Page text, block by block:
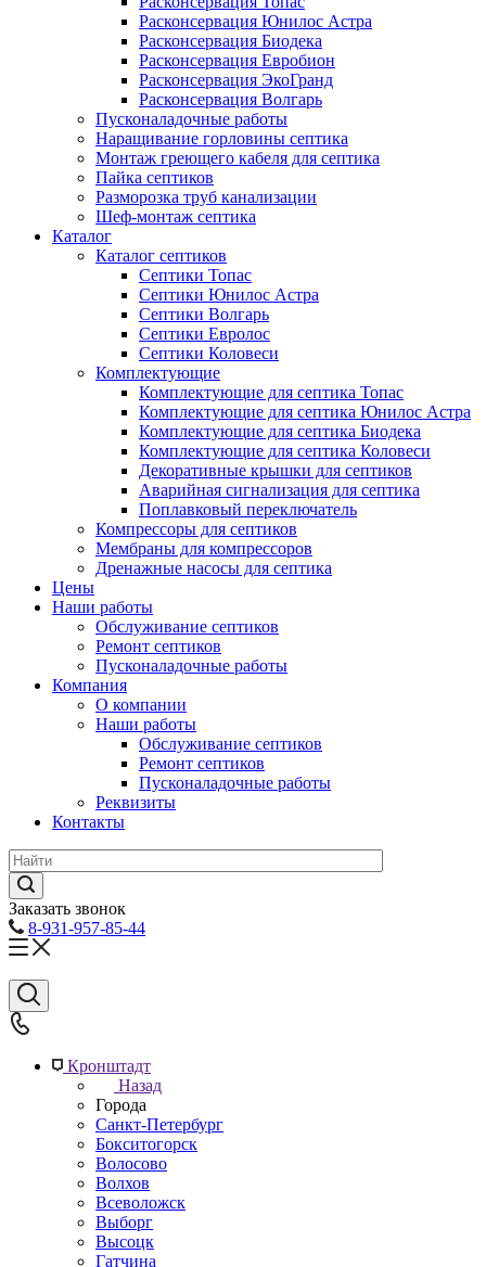
Расконсервация Юнилос Астра
Расконсервация Биодека
Расконсервация Евробион
Расконсервация ЭкоГранд
Расконсервация Волгарь
Пусконаладочные работы
Наращивание горловины септика
Монтаж греющего кабеля для септика
Пайка септиков
Разморозка труб канализации
Шеф-монтаж септика
Каталог
Каталог септиков
Септики Топас
Септики Юнилос Астра
Септики Волгарь
Септики Евролос
Септики Коловеси
Комплектующие
Комплектующие для септика Топас
Комплектующие для септика Юнилос Астра
Комплектующие для септика Биодека
Комплектующие для септика Коловеси
Декоративные крышки для септиков
Аварийная сигнализация для септика
Поплавковый переключатель
Компрессоры для септиков
Мембраны для компрессоров
Дренажные насосы для септика
Цены
Наши работы
Обслуживание септиков
Ремонт септиков
Пусконаладочные работы
Компания
О компании
Наши работы
Обслуживание септиков
Ремонт септиков
Пусконаладочные работы
Реквизиты
Контакты
Заказать звонок
8-931-957-85-44
Кронштадт
Назад
Города
Санкт-Петербург
Бокситогорск
Волосово
Волхов
Всеволожск
Выборг
Высоцк
Гатчина